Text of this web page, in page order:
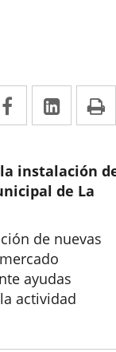
Facebook
Enlace
a
aplicación
externa.
Enlace
a
instalación
de La
de nuevas
ayudas
actividad